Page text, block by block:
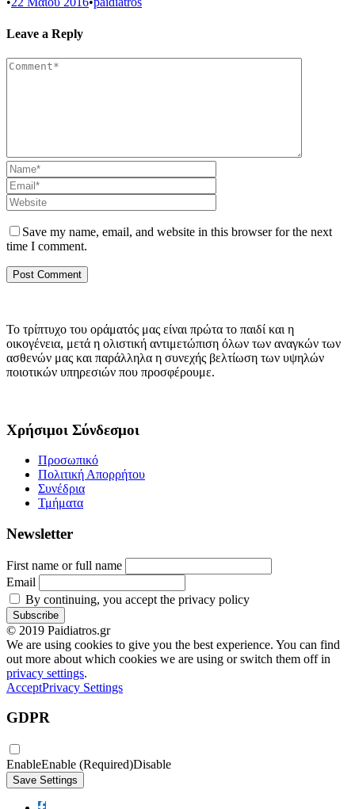
Leave a Reply
Save my name, email, and website in this browser for the next
time I comment.
Το τρίπτυχο του οράματός μας είναι πρώτα το παιδί και η
οικογένεια, μετά η ολιστική αντιμετώπιση όλων των αναγκών των
ασθενών μας και παράλληλα η συνεχής βελτίωση των υψηλών
ποιοτικών υπηρεσιών που προσφέρουμε.
Χρήσιμοι Σύνδεσμοι
Προσωπικό
Πολιτική Απορρήτου
Συνέδρια
Τμήματα
Newsletter
First name or full name
Email
By continuing, you accept the privacy policy
© 2019 Paidiatros.gr
We are using cookies to give you the best experience. You can find
out more about which cookies we are using or switch them off in
privacy settings.
AcceptPrivacy Settings
GDPR
EnableEnable (Required)Disable